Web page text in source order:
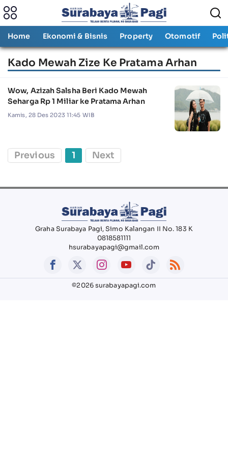
Home Ekonomi & Bisnis Property Otomotif
Kado Mewah Zize Ke Pratama Arhan
Wow, Azizah Salsha Beri Kado Mewah
Seharga Rp 1 Miliar ke Pratama Arhan
Kamis, 28 Des 2023 11:45 WIB
Previous 1 Next
Graha Surabaya Pagi, Simo Kalangan II No. 183 K
0818581111
hsurabayapagi@gmail.com
©2026 surabayapagi.com